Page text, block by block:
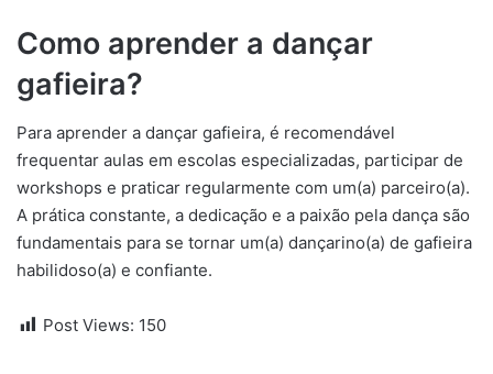
Como aprender a dançar
gafieira?
Para aprender a dançar gafieira, é recomendável
frequentar aulas em escolas especializadas, participar de
workshops e praticar regularmente com um(a) parceiro(a).
A prática constante, a dedicação e a paixão pela dança são
fundamentais para se tornar um(a) dançarino(a) de gafieira
habilidoso(a) e confiante.
Post Views: 150